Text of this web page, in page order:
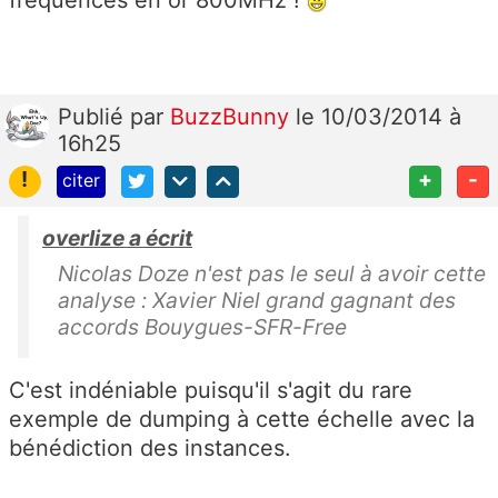
Publié par BuzzBunny le 10/03/2014 à
16h25
!
citer + -
overlize a écrit
Nicolas Doze n'est pas le seul à avoir cette
analyse : Xavier Niel grand gagnant des
accords Bouygues-SFR-Free
C'est indéniable puisqu'il s'agit du rare
exemple de dumping à cette échelle avec la
bénédiction des instances.